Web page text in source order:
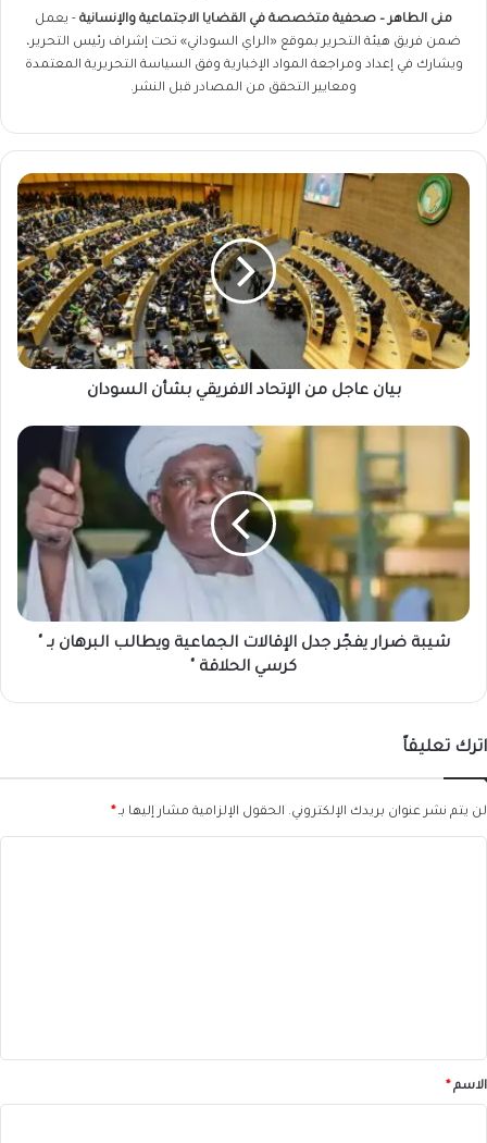
منى الطاهر – صحفية متخصصة في القضايا الاجتماعية والإنسانية - يعمل
ضمن فريق هيئة التحرير بموقع «الراي السوداني» تحت إشراف رئيس التحرير،
ويشارك في إعداد ومراجعة المواد الإخبارية وفق السياسة التحريرية المعتمدة
ومعايير التحقق من المصادر قبل النشر.
بيان
عاجل
الافريقي
بشأن
السودان
بيان عاجل من الإتحاد الافريقي بشأن السودان
شيبة
جدل
الإقالات
الجماعية
ويطالب
البرهان
بـ
شيبة ضرار يفجّر جدل الإقالات الجماعية ويطالب البرهان بـ "
كرسي الحلاقة "
اترك تعليقاً
لن يتم نشر عنوان بريدك الإلكتروني. الحقول الإلزامية مشار إليها بـ*
*الاسم*